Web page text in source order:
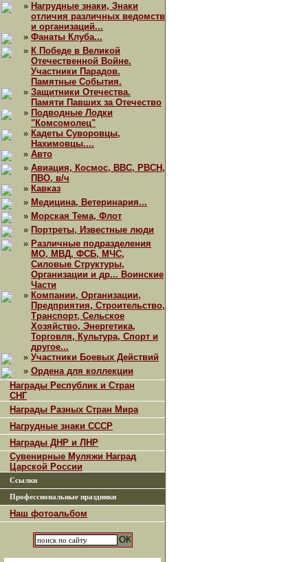
» Нагрудные знаки, Знаки
отличия различных ведомств
и организаций...
» Фанаты Клуба...
» К Победе в Великой
Отечественной Войне.
Участники Парадов.
Памятные События.
» Защитники Отечества.
Памяти Павших за Отечество
» Подводные Лодки
"Комсомолец"
» Кадеты Суворовцы,
Нахимовцы....
» Авто
» Авиация, Космос, ВВС, РВСН,
ПВО, в/ч
» Кавказ
» Медицина, Ветеринария...
» Морская Тема, Флот
» Портреты, Известные люди
» Различные подразделения
МО, МВД, ФСБ, МЧС,
Силовые Структуры,
Организации и др... Воинские
Части
» Компании, Организации,
Предприятия, Строительство,
Транспорт, Сельское
Хозяйство, Энергетика,
Торговля, Культура, Спорт и
другое...
» Участники Боевых Действий
» Ордена для коллекции
Награды Республик и Стран
СНГ
Награды Разных Стран Мира
Нагрудные знаки СССР
Награды ДНР и ЛНР
Сувенирные Муляжи Наград
Царской России
Ссылки
Профессиональные праздники
Наш фотоальбом